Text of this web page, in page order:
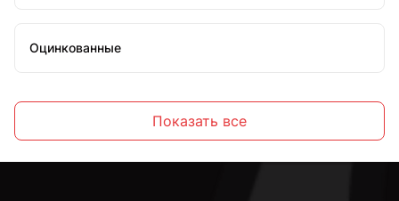
Оцинкованные
Показать все